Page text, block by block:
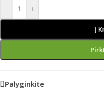
- +
Į
Palyginkite